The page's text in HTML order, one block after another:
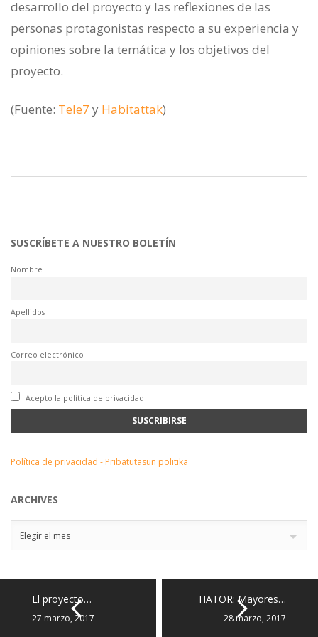
desarrollo del proyecto y las reflexiones de las
personas protagonistas respecto a su experiencia y
opiniones sobre la temática y los objetivos del
proyecto.
(Fuente: Tele7 y Habitattak)
SUSCRÍBETE A NUESTRO BOLETÍN
Nombre
Apellidos
Correo electrónico
Acepto la política de privacidad
Política de privacidad - Pribatutasun politika
ARCHIVES
Elegir el mes
El proyecto…
27 marzo, 2017
HATOR: Mayores…
28 marzo, 2017